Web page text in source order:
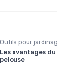
Les avantages
pelouse